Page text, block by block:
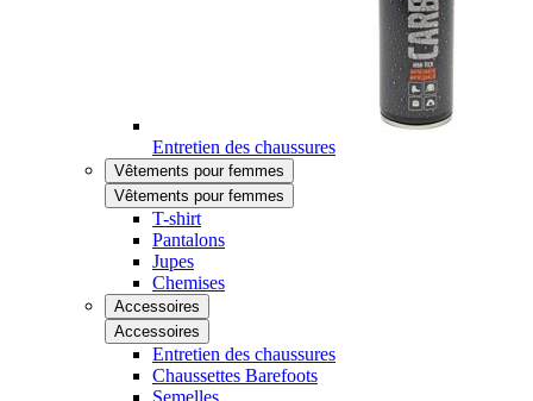
Entretien des chaussures
Vêtements pour femmes
Vêtements pour femmes
T-shirt
Pantalons
Jupes
Chemises
Accessoires
Accessoires
Entretien des chaussures
Chaussettes Barefoots
Semelles